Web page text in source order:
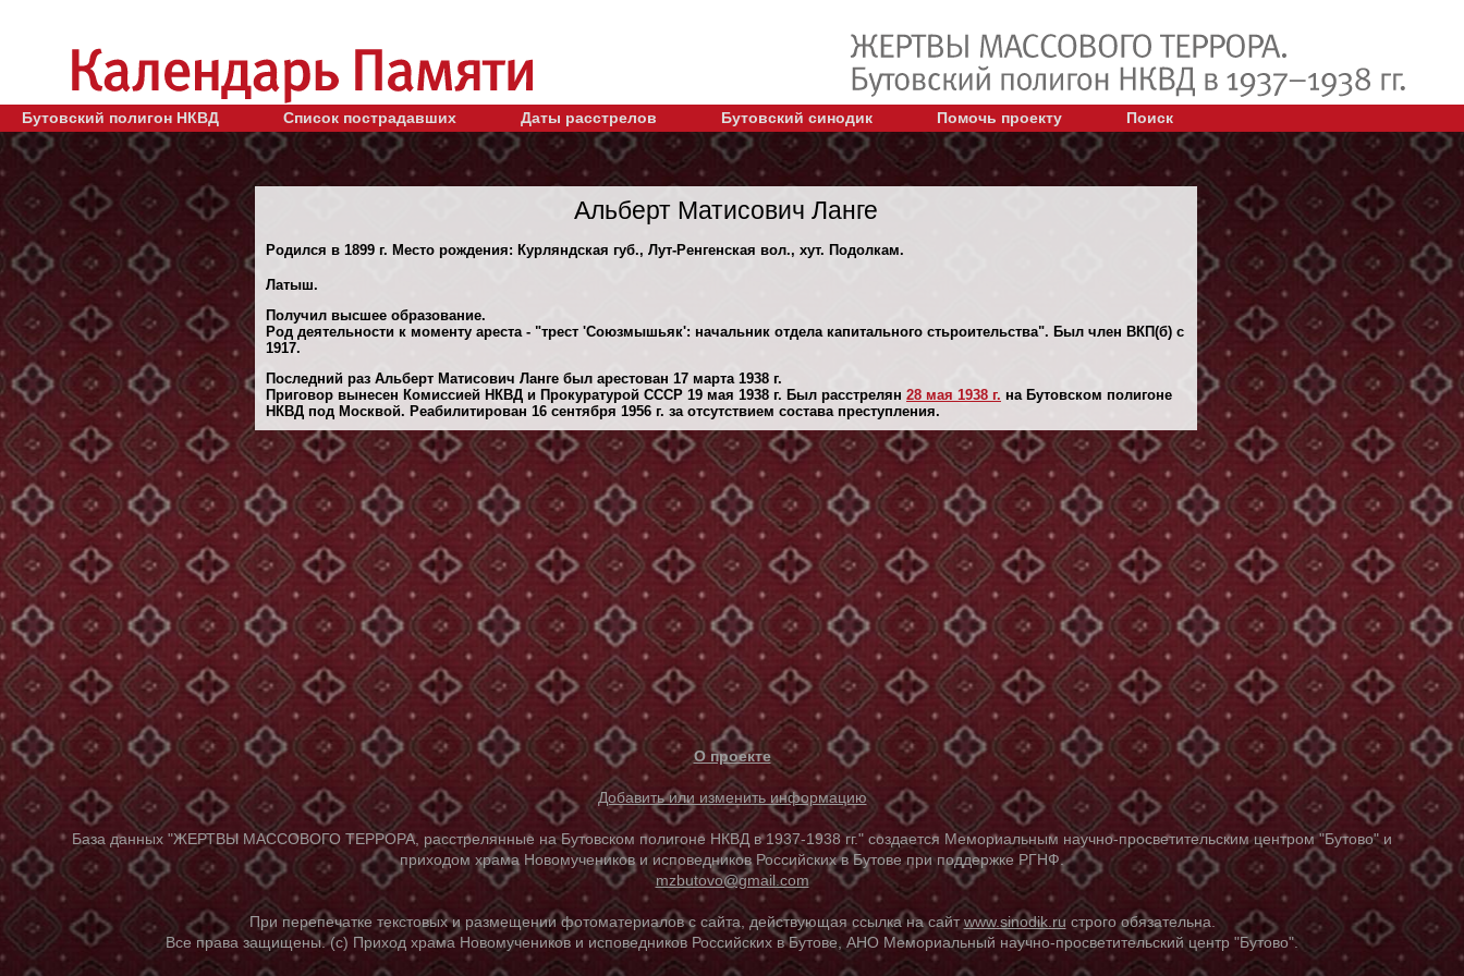
Бутовский полигон НКВД Список пострадавших Даты расстрелов Бутовский синодик Помочь проекту Поиск
Альберт Матисович Ланге
Родился в 1899 г. Место рождения: Курляндская губ., Лут-Ренгенская вол., хут. Подолкам.
Латыш.
Получил высшее образование.
Род деятельности к моменту ареста - "трест 'Союзмышьяк': начальник отдела капитального стьроительства". Был член ВКП(б) с
1917.
Последний раз Альберт Матисович Ланге был арестован 17 марта 1938 г.
Приговор вынесен Комиссией НКВД и Прокуратурой СССР 19 мая 1938 г. Был расстрелян 28 мая 1938 г. на Бутовском полигоне
НКВД под Москвой. Реабилитирован 16 сентября 1956 г. за отсутствием состава преступления.
О проекте
Добавить или изменить информацию
База данных "ЖЕРТВЫ МАССОВОГО ТЕРРОРА, расстрелянные на Бутовском полигоне НКВД в 1937-1938 гг." создается Мемориальным научно-просветительским центром "Бутово" и
приходом храма Новомучеников и исповедников Российских в Бутове при поддержке РГНФ.
mzbutovo@gmail.com
При перепечатке текстовых и размещении фотоматериалов с сайта, действующая ссылка на сайтwww.sinodik.ru строго обязательна.
Все права защищены. (с) Приход храма Новомучеников и исповедников Российских в Бутове, АНО Мемориальный научно-просветительский центр "Бутово".